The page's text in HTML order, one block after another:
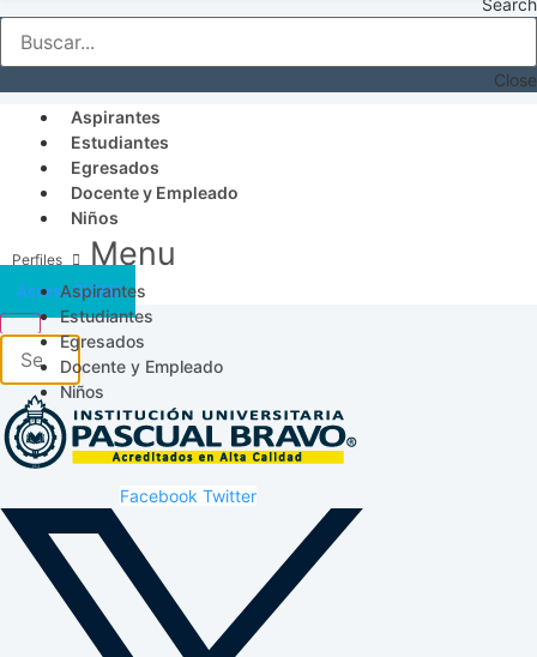
Search
Close
Aspirantes
Estudiantes
Egresados
Docente y Empleado
Niños
Menu
Aspirantes
Estudiantes
Egresados
Docente y Empleado
Niños
Acceso SICAU
Facebook Twitter